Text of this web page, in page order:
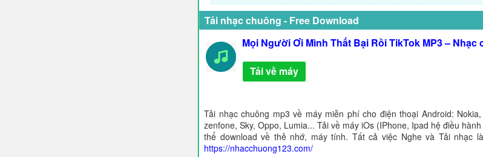
Tải nhạc chuông - Free Download
Mọi Người Ơi Mình Thất Bại Rồi TikTok MP3 – Nhạc
Tải về máy
Tải nhạc chuông mp3 về máy miễn phí cho điện thoại Android:
zenfone, Sky, Oppo, Lumia... Tải về máy iOs (IPhone, Ipad hệ điều
thể download về thẻ nhớ, máy tính. Tất cả việc Nghe và Tải nhạc
https://nhacchuong123.com/